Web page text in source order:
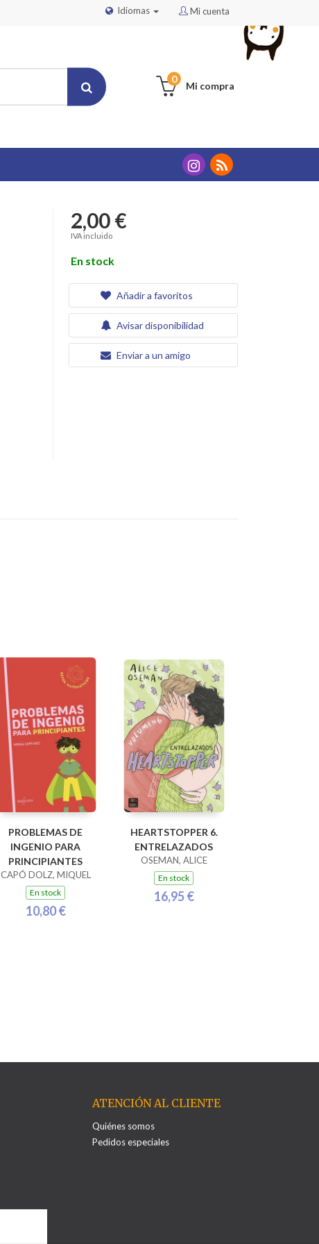
Mi cuenta
Idiomas
Mi compra
0
2,00 €
IVA incluido
En stock
Añadir a favoritos
Avisar disponibilidad
Enviar a un amigo
PROBLEMAS DE
INGENIO PARA
PRINCIPIANTES
CAPÓ DOLZ, MIQUEL
En stock
10,80 €
HEARTSTOPPER 6.
ENTRELAZADOS
OSEMAN, ALICE
En stock
16,95 €
ATENCIÓN AL CLIENTE
Quiénes somos
Pedidos especiales